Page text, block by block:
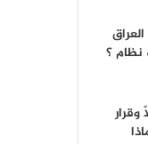
؟
قتيلاً وقرار